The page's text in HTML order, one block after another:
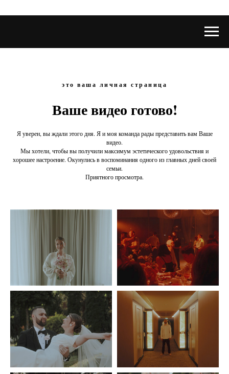
это ваша личная страница
Ваше видео готово!
Я уверен, вы ждали этого дня. Я и моя команда рады представить вам Ваше
видео.
Мы хотели, чтобы вы получили максимум эстетического удовольствия и
хорошее настроение. Окунулись в воспоминания одного из главных дней своей
семьи.
Приятного просмотра.